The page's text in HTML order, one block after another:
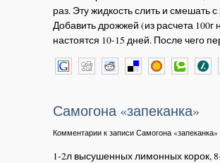
раз. Эту жидкость слить и смешать
Добавить дрожжей (из расчета 100г
настоятся 10-15 дней. После чего
Самогона «запеканка»
Комментарии к записи Самогона «запеканка»
1-2л высушенных лимонных корок,